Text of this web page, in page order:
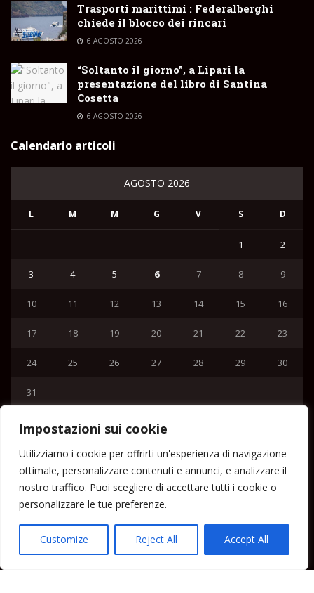
Impostazioni sui cookie
Utilizziamo i cookie per offrirti un'esperienza di navigazione
ottimale, personalizzare contenuti e annunci, e analizzare il
nostro traffico. Puoi scegliere di accettare tutti i cookie o
personalizzare le tue preferenze.
Customize Reject All Accept All
Trasporti marittimi : Federalberghi
chiede il blocco dei rincari
6 AGOSTO 2026
“Soltanto il giorno”, a Lipari la
presentazione del libro di Santina
Cosetta
6 AGOSTO 2026
Calendario articoli
AGOSTO 2026
L M M G V S D
1 2
3 4 5 6 7 8 9
10 11 12 13 14 15 16
17 18 19 20 21 22 23
24 25 26 27 28 29 30
31
Home
Lipari News
Cronaca Lipari
Politica Lipari
Cultura Lipari